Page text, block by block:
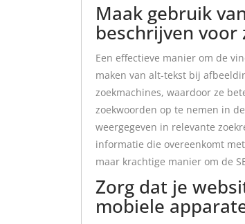
Maak gebruik
beschrijven voor
Een effectieve manier om de
maken van alt-tekst bij
zoekmachines, waardoor ze
zoekwoorden op te nemen in
weergegeven in relevante
informatie die overeenkomt
maar krachtige manier om de
Zorg dat je
mobiele